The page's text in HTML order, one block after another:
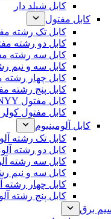
کابل شیلد دار
کابل مفتول
کابل تک رشته
کابل دو رشته
کابل سه رشته
کابل سه و نیم
کابل چهار رشته
کابل پنج رشته
کابل مفتول NYY
کابل مفتول
کابل آلومینیوم
کابل تک رشته
کابل دو رشته
کابل سه رشته
کابل سه و نیم
کابل چهار رشته
کابل پنج رشته
برق